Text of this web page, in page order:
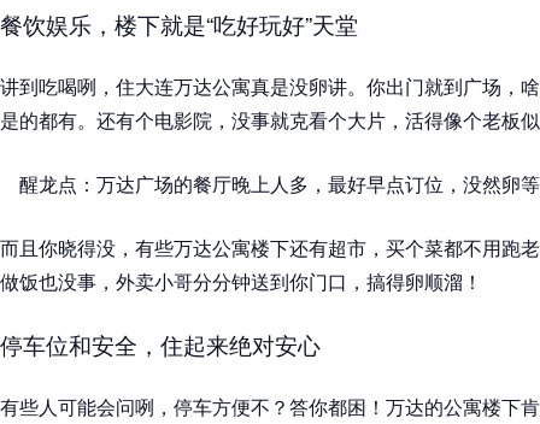
餐饮娱乐，楼下就是“吃好玩好”天堂
讲到吃喝咧，住大连万达公寓真是没卵讲。你出门就到广场，
是的都有。还有个电影院，没事就克看个大片，活得像个老板
醒龙点：万达广场的餐厅晚上人多，最好早点订位，没然卵
而且你晓得没，有些万达公寓楼下还有超市，买个菜都不用跑
做饭也没事，外卖小哥分分钟送到你门口，搞得卵顺溜！
停车位和安全，住起来绝对安心
有些人可能会问咧，停车方便不？答你都困！万达的公寓楼下